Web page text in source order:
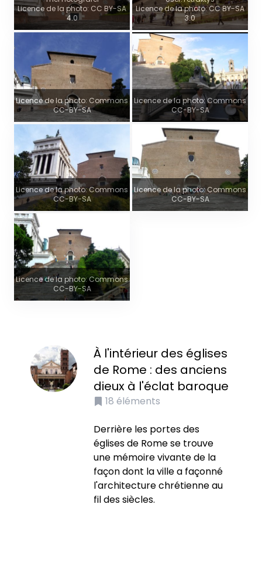
Licence de la photo: CC BY-SA
4.0
Licence de la photo: CC BY-SA
3.0
Licence de la photo: Commons
CC-BY-SA
Licence de la photo: Commons
CC-BY-SA
Licence de la photo: Commons
CC-BY-SA
Licence de la photo: Commons
CC-BY-SA
Licence de la photo: Commons
CC-BY-SA
À l'intérieur des églises
de Rome : des anciens
dieux à l'éclat baroque
18 éléments
Derrière les portes des
églises de Rome se trouve
une mémoire vivante de la
façon dont la ville a façonné
l'architecture chrétienne au
fil des siècles.